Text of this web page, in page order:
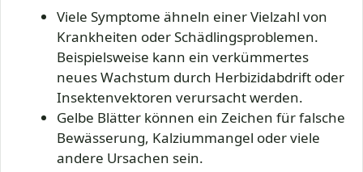
Viele Symptome ähneln einer Vielzahl von
Krankheiten oder Schädlingsproblemen.
Beispielsweise kann ein verkümmertes
neues Wachstum durch Herbizidabdrift oder
Insektenvektoren verursacht werden.
Gelbe Blätter können ein Zeichen für falsche
Bewässerung, Kalziummangel oder viele
andere Ursachen sein.